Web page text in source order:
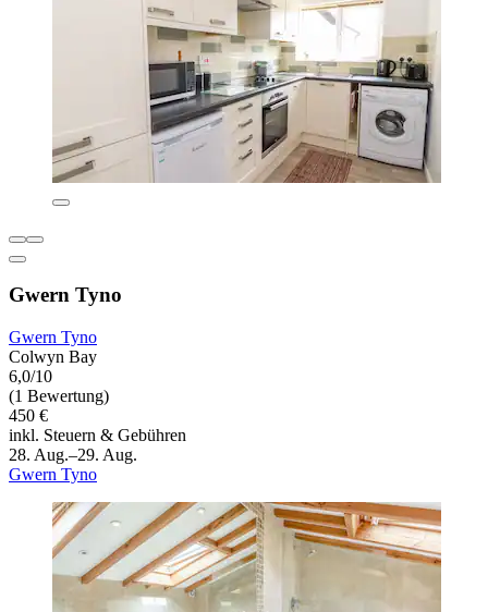
Gwern Tyno
Gwern Tyno
Colwyn Bay
6,0/10
(1 Bewertung)
450 €
inkl. Steuern & Gebühren
28. Aug.–29. Aug.
Gwern Tyno